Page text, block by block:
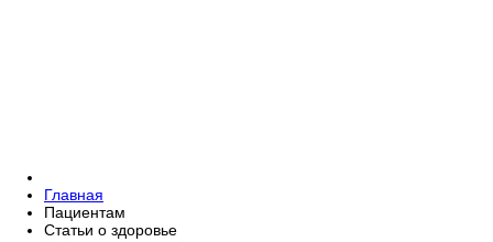
Главная
Пациентам
Статьи о здоровье